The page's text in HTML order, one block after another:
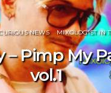
NEWS MIXOLOGIST IN
– Pimp My
vol.1